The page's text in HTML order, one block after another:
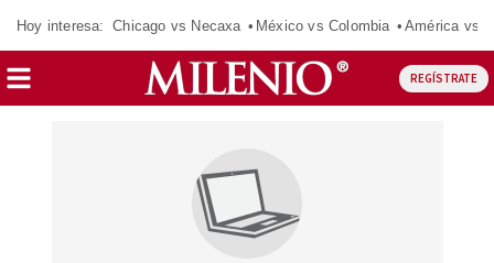
Hoy interesa: Chicago vs Necaxa México vs Colombia América vs
REGÍSTRATE